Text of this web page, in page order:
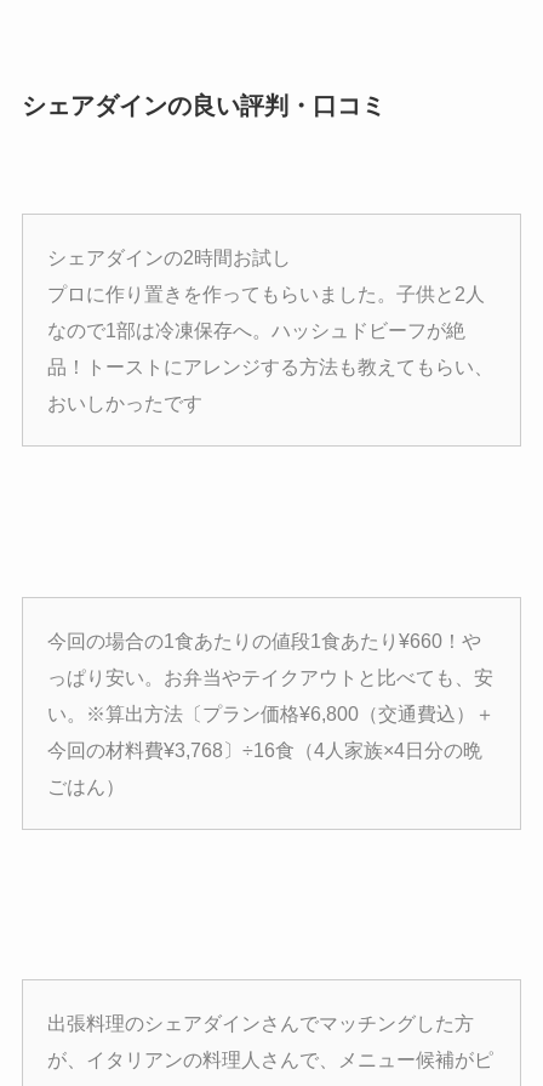
シェアダインの良い評判・口コミ
シェアダインの2時間お試し
プロに作り置きを作ってもらいました。子供と2人
なので1部は冷凍保存へ。ハッシュドビーフが絶
品！トーストにアレンジする方法も教えてもらい、
おいしかったです
今回の場合の1食あたりの値段1食あたり¥660！や
っぱり安い。お弁当やテイクアウトと比べても、安
い。※算出方法〔プラン価格¥6,800（交通費込）＋
今回の材料費¥3,768〕÷16食（4人家族×4日分の晩
ごはん）
出張料理のシェアダインさんでマッチングした方
が、イタリアンの料理人さんで、メニュー候補がピ